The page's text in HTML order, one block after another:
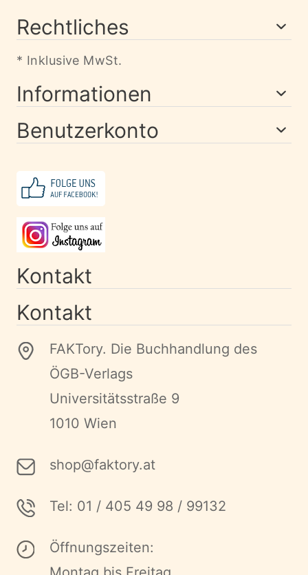
Rechtliches
* Inklusive MwSt.
Informationen
Benutzerkonto
Kontakt
Kontakt
FAKTory. Die Buchhandlung des
ÖGB-Verlags
Universitätsstraße 9
1010 Wien
shop@faktory.at
Tel: 01 / 405 49 98 / 99132
Öffnungszeiten: